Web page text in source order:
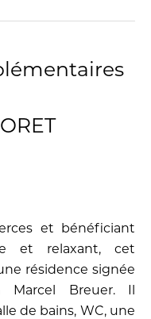
et bénéficiant
et relaxant, cet
résidence signée
Breuer. Il
de bains, WC, une